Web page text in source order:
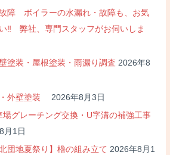
障 ボイラーの水漏れ・故障も、お気
‼ 弊社、専門スタッフがお伺いしま
塗装・屋根塗装・雨漏り調査 2026年8
外壁塗装 2026年8月3日
グレーチング交換・U字溝の補強工事
月1日
団地夏祭り】櫓の組み立て 2026年8月1